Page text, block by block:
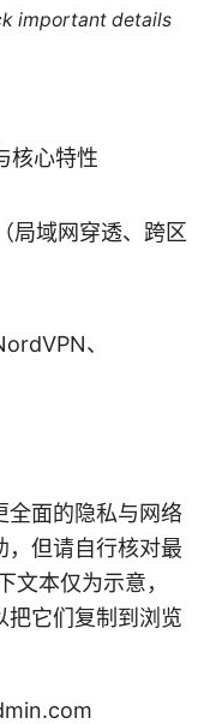
important details
核心特性
局域网穿透、跨区
、
全面的隐私与网络
，但请自行核对最
本仅为示意，
把它们复制到浏览